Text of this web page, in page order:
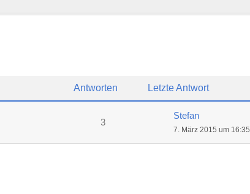
Antworten Letzte Antwort
3
Stefan
7. März 2015 um 16:35